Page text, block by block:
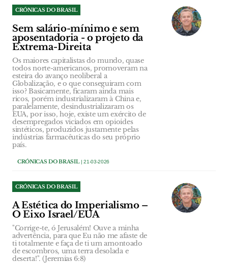
CRÓNICAS DO BRASIL
Sem salário-mínimo e sem
aposentadoria - o projeto da
Extrema-Direita
Os maiores capitalistas do mundo, quase
todos norte-americanos, promoveram na
esteira do avanço neoliberal a
Globalização, e o que conseguiram com
isso? Basicamente, ficaram ainda mais
ricos, porém industrializaram à China e,
paralelamente, desindustrializaram os
EUA, por isso, hoje, existe um exército de
desempregados viciados em opioides
sintéticos, produzidos justamente pelas
indústrias farmacêuticas do seu próprio
país.
CRÓNICAS DO BRASIL| 21-03-2026
CRÓNICAS DO BRASIL
A Estética do Imperialismo –
O Eixo Israel/EUA
"Corrige-te, ó Jerusalém! Ouve a minha
advertência, para que Eu não me afaste de
ti totalmente e faça de ti um amontoado
de escombros, uma terra desolada e
deserta!". (Jeremias 6:8)